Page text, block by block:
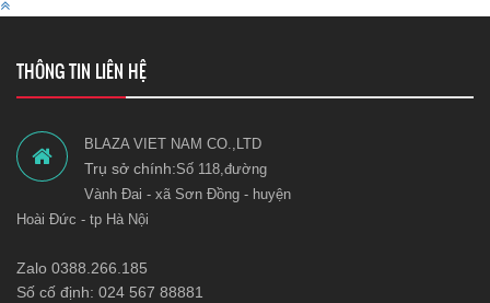
THÔNG TIN LIÊN HỆ
BLAZA VIET NAM CO.,LTD
Trụ sở chính:Số 118,đường
Vành Đai - xã Sơn Đồng - huyện
Hoài Đức - tp Hà Nội
Zalo 0388.266.185
Số cố định: 024 567 88881